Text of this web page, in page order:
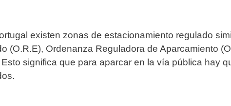
existen zonas de estacionamiento regulado
(O.R.E), Ordenanza Reguladora de Aparcamiento
significa que para aparcar en la vía pública hay